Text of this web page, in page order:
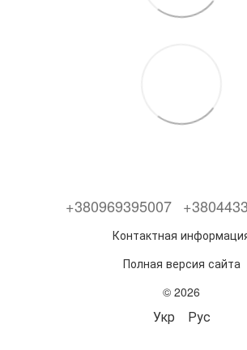
+380969395007
Контактная
Полная версия сайта
© 2026
Укр Рус